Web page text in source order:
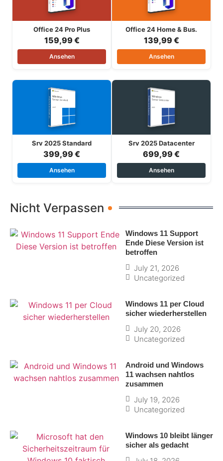
Office 24 Pro Plus
159,99 €
Ansehen
Office 24 Home & Bus.
139,99 €
Ansehen
Srv 2025 Standard
399,99 €
Ansehen
Srv 2025 Datacenter
699,99 €
Ansehen
Nicht Verpassen
Windows 11 Support
Ende Diese Version ist
betroffen
July 21, 2026
Uncategorized
Windows 11 per Cloud
sicher wiederherstellen
July 20, 2026
Uncategorized
Android und Windows
11 wachsen nahtlos
zusammen
July 19, 2026
Uncategorized
Windows 10 bleibt länger
sicher als gedacht